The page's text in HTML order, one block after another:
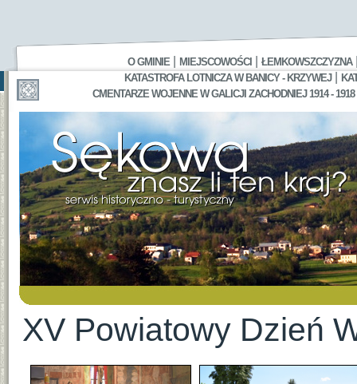
O GMINIE MIEJSCOWOŚCI ŁEMKOWSZCZYZNA
KATASTROFA LOTNICZA W BANICY - KRZYWEJ|
CMENTARZE WOJENNE W GALICJI ZACHODNIEJ 1914 - 1918
XV Powiatowy Dzień